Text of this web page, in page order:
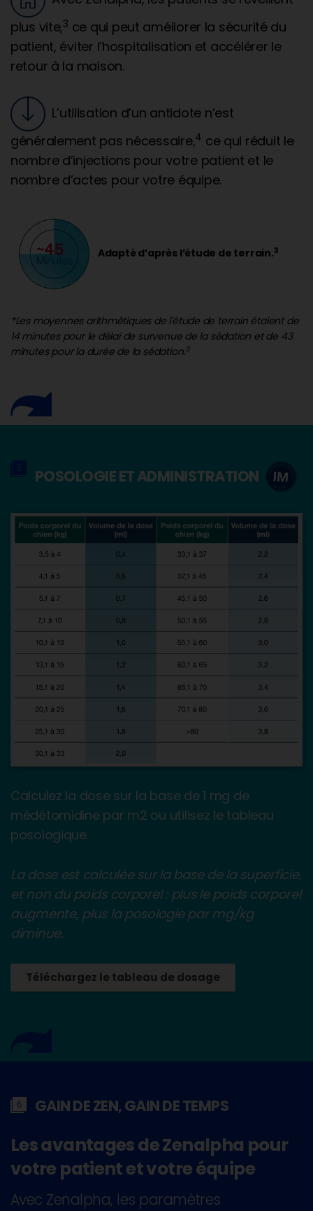
plus vite,3 ce qui peut améliorer la sécurité du
patient, éviter l’hospitalisation et accélérer le
retour à la maison.
L’utilisation d’un antidote n’est
généralement pas nécessaire,4 ce qui réduit le
nombre d’injections pour votre patient et le
nombre d’actes pour votre équipe.
Adapté d’après l’étude de terrain.3
*Les moyennes arithmétiques de l'étude de terrain étaient de
14 minutes pour le délai de survenue de la sédation et de 43
minutes pour la durée de la sédation.3
POSOLOGIE ET ADMINISTRATION
Calculez la dose sur la base de 1 mg de
médétomidine par m2 ou utilisez le tableau
posologique.
La dose est calculée sur la base de la superficie,
et non du poids corporel : plus le poids corporel
augmente, plus la posologie par mg/kg
diminue.
Téléchargez le tableau de dosage
GAIN DE ZEN, GAIN DE TEMPS
Les avantages de Zenalpha pour
votre patient et votre équipe
Avec Zenalpha, les paramètres